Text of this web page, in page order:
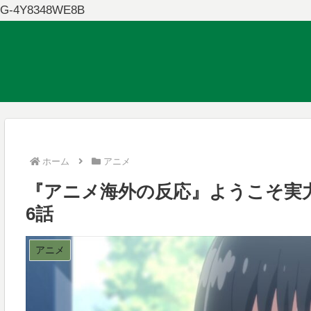
G-4Y8348WE8B
ホーム アニメ
『アニメ海外の反応』ようこそ
6話
アニメ